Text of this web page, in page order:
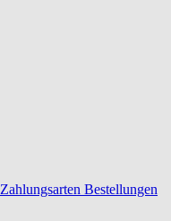
Zahlungsarten Bestellungen